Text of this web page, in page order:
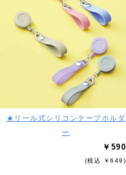
★リール式シリコンテープホルダ
ー
￥590
(税込 ￥649)